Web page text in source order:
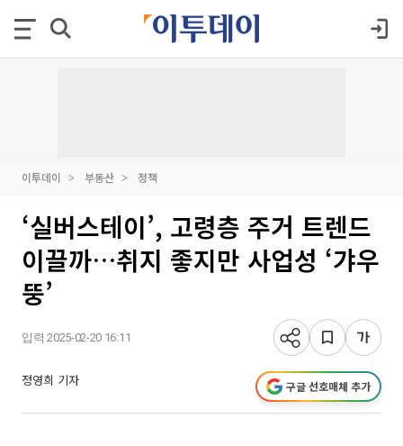
이투데이 부동산 정책
‘실버스테이’, 고령층 주거 트렌드
이끌까…취지 좋지만 사업성 ‘갸우
뚱’
입력 2025-02-20 16:11
정영희 기자 구글 선호매체 추가